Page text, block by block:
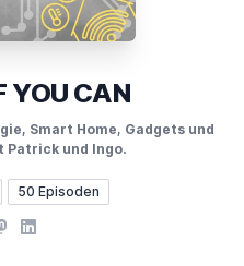
YOU CAN
Smart Home, Gadgets und
Patrick und Ingo.
50 Episoden
LinkedIn